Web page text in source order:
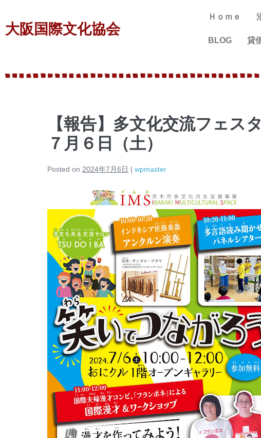
大阪国際文化協会
Ｈｏｍｅ
BLOG 貸
【報告】多文化交流フェ
７月６日（土）
Posted on 2024年7月6日 | wpmaster